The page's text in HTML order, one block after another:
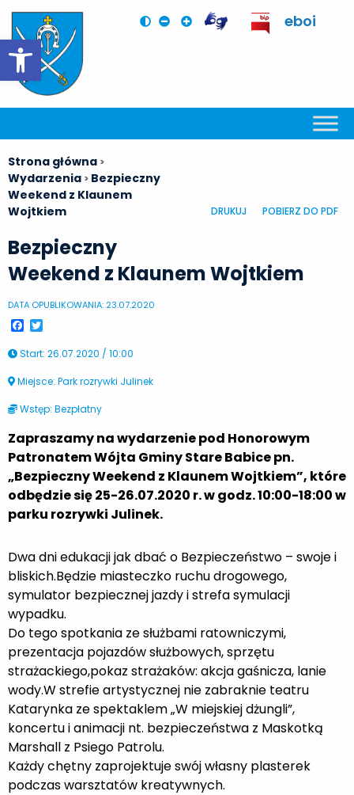
Otwórz pasek narzędzi
eboi
Strona główna >
Wydarzenia > Bezpieczny
Weekend z Klaunem
Wojtkiem
DRUKUJ POBIERZ DO PDF
Bezpieczny
Weekend z Klaunem Wojtkiem
DATA OPUBLIKOWANIA: 23.07.2020
Facebook
Start: 26.07.2020 / 10:00
Miejsce: Park rozrywki Julinek
Wstęp: Bezpłatny
Zapraszamy na wydarzenie pod Honorowym
Patronatem Wójta Gminy Stare Babice pn.
„Bezpieczny Weekend z Klaunem Wojtkiem”, które
odbędzie się 25-26.07.2020 r. w godz. 10:00-18:00 w
parku rozrywki Julinek.
Dwa dni edukacji jak dbać o Bezpieczeństwo – swoje i
bliskich.Będzie miasteczko ruchu drogowego,
symulator bezpiecznej jazdy i strefa symulacji
wypadku.
Do tego spotkania ze służbami ratowniczymi,
prezentacja pojazdów służbowych, sprzętu
strażackiego,pokaz strażaków: akcja gaśnicza, lanie
wody.W strefie artystycznej nie zabraknie teatru
Katarynka ze spektaklem „W miejskiej dżungli”,
koncertu i animacji nt. bezpieczeństwa z Maskotką
Marshall z Psiego Patrolu.
Każdy chętny zaprojektuje swój własny plasterek
podczas warsztatów kreatywnych.